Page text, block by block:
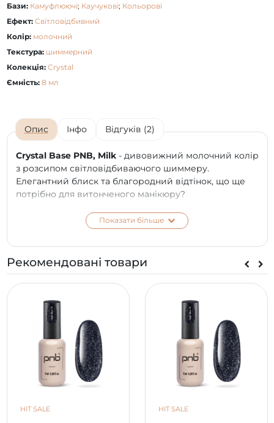
Бази: Камуфлюючі; Каучукові; Кольорові
Ефект: Світловідбивний
Колір: молочний
Текстура: шиммерний
Колекція: Crystal
Ємність: 8 мл
Опис Інфо Відгуків (2)
Crystal Base PNB, Milk- дивовижний молочний колір
з розсипом світловідбиваючого шиммеру.
Елегантний блиск та благородний відтінок, що ще
потрібно для витонченого манікюру?
Більше блиску! Більше уваги! Більше компліментів!
Еластичність та пластичність матеріалу;
Економія витрат: база, колір та світловідбивні
елементи в одному флаконі;
Високий рівень адгезії – найкраще зчеплення з
нігтьовою пластиною та наступним шаром гель-
лакового покриття;
100% безпечна гіпоалергенна формула 7 free;
Пігментація на найвищому рівні;
Ідеальне нанесення;
Миттєво самовирівнюється, не розтікається;
Зміцнює нігтьову пластину;
Не пече у лампі;
Показати більше
Рекомендовані товари
HIT SALE HIT SALE